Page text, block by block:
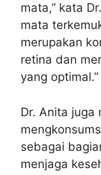
mata,” kata
mata
merupakan
retina dan
yang optimal.”
Dr. Anita juga
sebagai
menjaga